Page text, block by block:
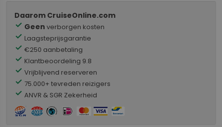
Daarom CruiseOnline.com
check Geen verborgen kosten
check Laagsteprijsgarantie
check €250 aanbetaling
check Klantbeoordeling 9.8
check Vrijblijvend reserveren
check 75.000+ tevreden reizigers
check ANVR & SGR Zekerheid